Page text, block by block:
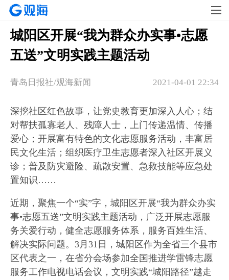
城阳区开展“我为群众办实事•志愿
五送”文明实践主题活动
2021-04-01 22:34
青岛日报社/观海新闻
深挖社区红色故事，让党史教育更加深入人心；结
对帮扶孤寡老人、残障人士，上门传递温情、传播
爱心；开展富有特色的文化志愿服务活动，丰富居
民文化生活；组织医疗卫生志愿者深入社区开展义
诊；普及防灾避险、疏散安置、急救技能等应急处
置知识……
近期，聚焦一个“实”字，城阳区开展“我为群众办实
事•志愿五送”文明实践主题活动，广泛开展志愿服
务关爱行动，健全志愿服务体系，服务百姓生活、
解决实际问题。3月31日，城阳区作为全省三个县市
区代表之一，在省分会场参加全国推进学雷锋志愿
服务工作电视电话会议，文明实践“城阳路径”越走